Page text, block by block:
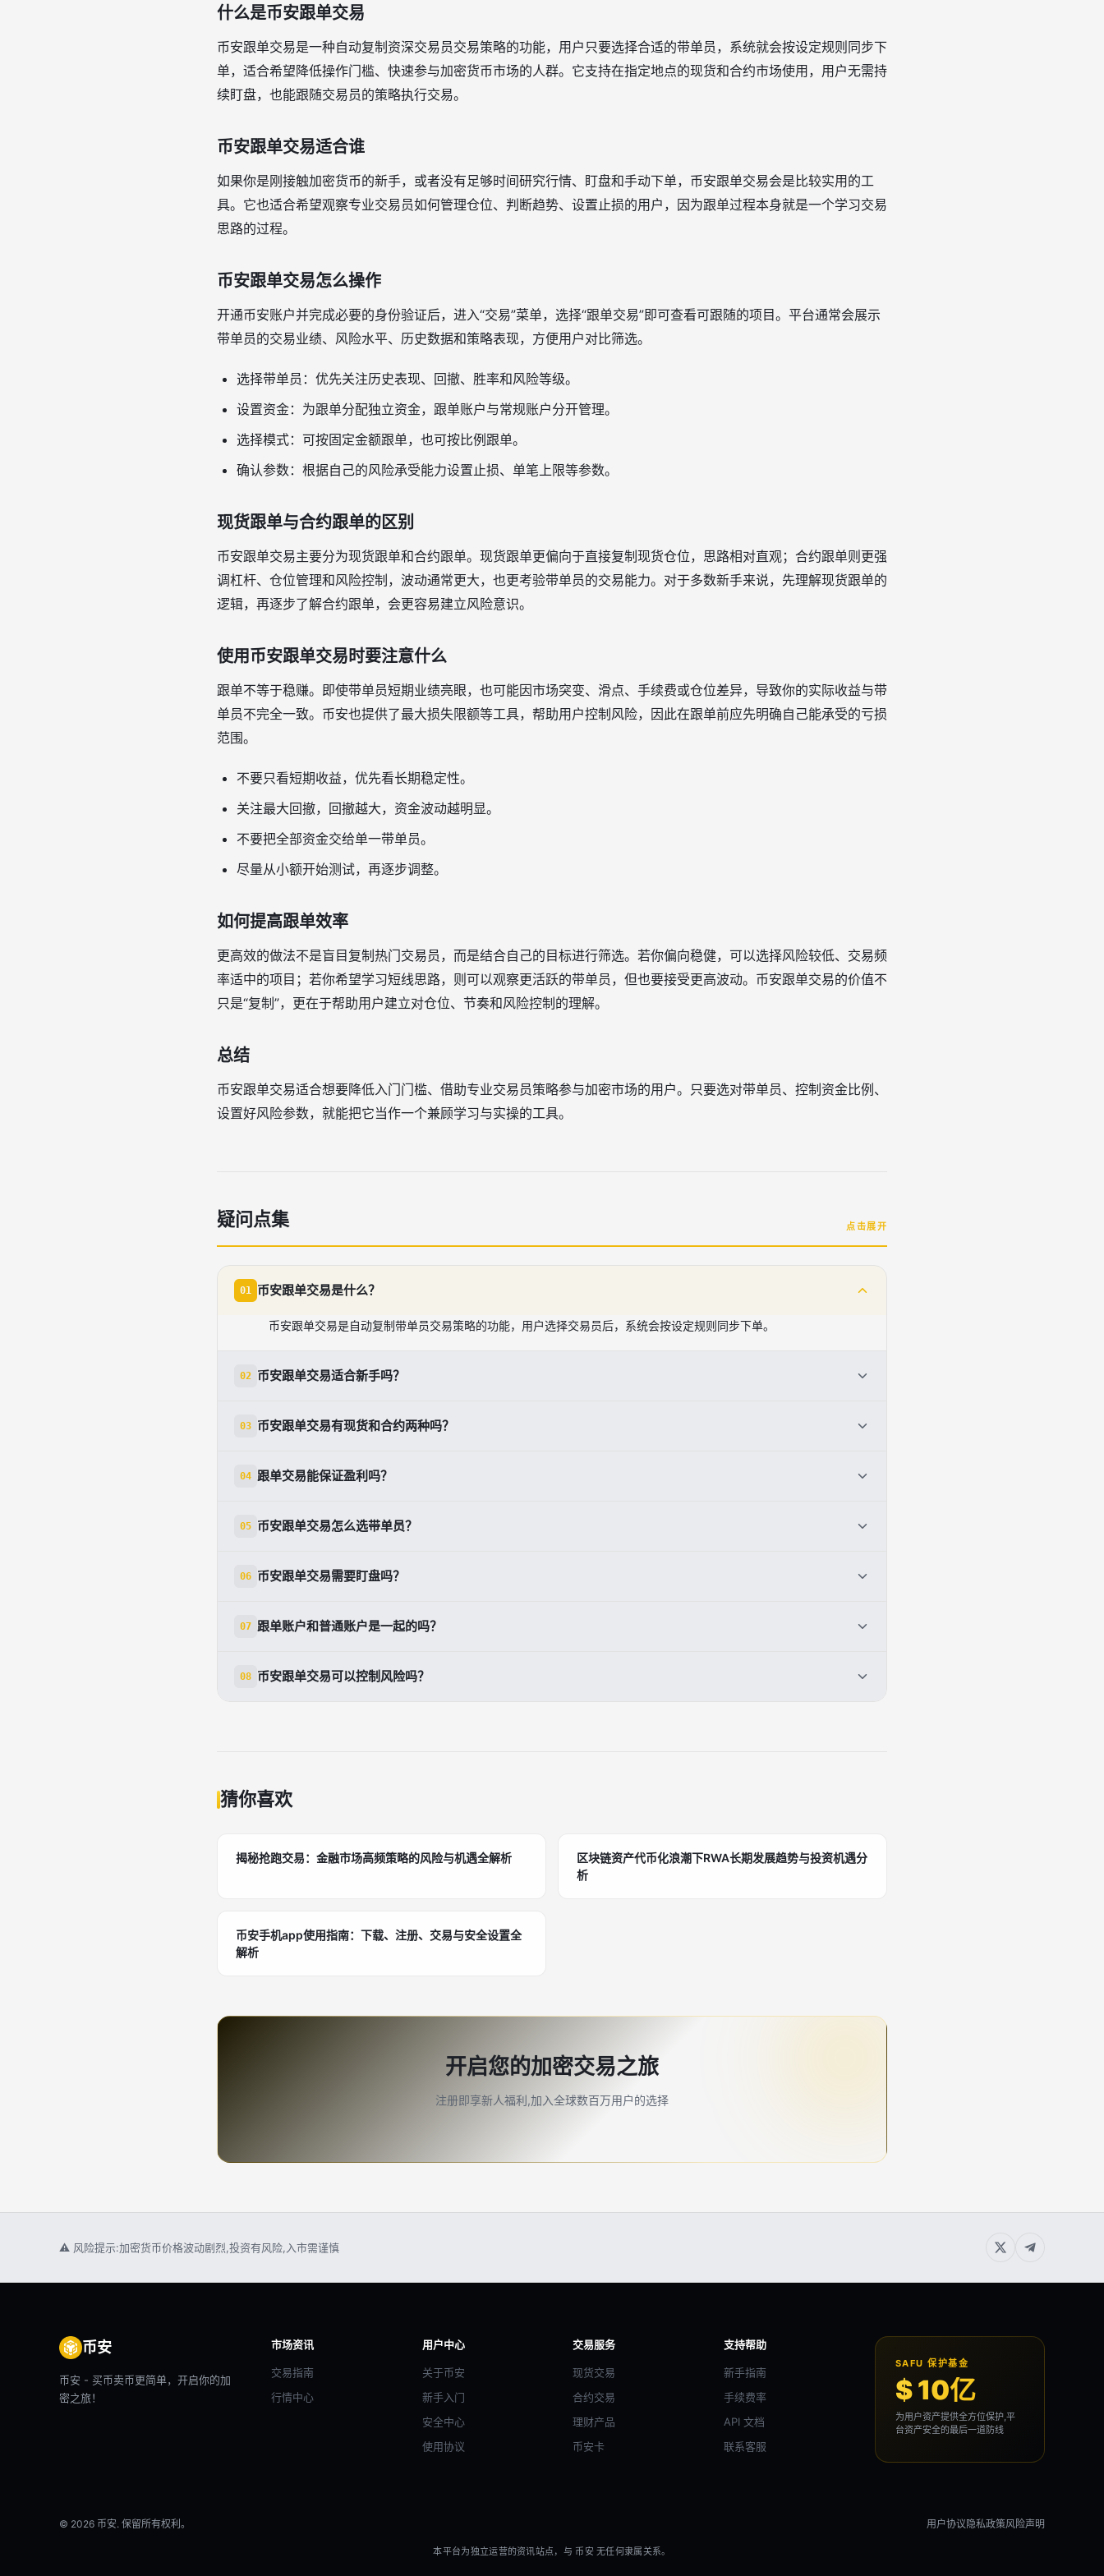
什么是币安跟单交易
币安跟单交易是一种自动复制资深交易员交易策略的功能，用户只要选择合适的带单员，系统就会按设定规则同步下
单，适合希望降低操作门槛、快速参与加密货币市场的人群。它支持在指定地点的现货和合约市场使用，用户无需持
续盯盘，也能跟随交易员的策略执行交易。
币安跟单交易适合谁
如果你是刚接触加密货币的新手，或者没有足够时间研究行情、盯盘和手动下单，币安跟单交易会是比较实用的工
具。它也适合希望观察专业交易员如何管理仓位、判断趋势、设置止损的用户，因为跟单过程本身就是一个学习交易
思路的过程。
币安跟单交易怎么操作
开通币安账户并完成必要的身份验证后，进入“交易”菜单，选择“跟单交易”即可查看可跟随的项目。平台通常会展示
带单员的交易业绩、风险水平、历史数据和策略表现，方便用户对比筛选。
选择带单员：优先关注历史表现、回撤、胜率和风险等级。
设置资金：为跟单分配独立资金，跟单账户与常规账户分开管理。
选择模式：可按固定金额跟单，也可按比例跟单。
确认参数：根据自己的风险承受能力设置止损、单笔上限等参数。
现货跟单与合约跟单的区别
币安跟单交易主要分为现货跟单和合约跟单。现货跟单更偏向于直接复制现货仓位，思路相对直观；合约跟单则更强
调杠杆、仓位管理和风险控制，波动通常更大，也更考验带单员的交易能力。对于多数新手来说，先理解现货跟单的
逻辑，再逐步了解合约跟单，会更容易建立风险意识。
使用币安跟单交易时要注意什么
跟单不等于稳赚。即使带单员短期业绩亮眼，也可能因市场突变、滑点、手续费或仓位差异，导致你的实际收益与带
单员不完全一致。币安也提供了最大损失限额等工具，帮助用户控制风险，因此在跟单前应先明确自己能承受的亏损
范围。
不要只看短期收益，优先看长期稳定性。
关注最大回撤，回撤越大，资金波动越明显。
不要把全部资金交给单一带单员。
尽量从小额开始测试，再逐步调整。
如何提高跟单效率
更高效的做法不是盲目复制热门交易员，而是结合自己的目标进行筛选。若你偏向稳健，可以选择风险较低、交易频
率适中的项目；若你希望学习短线思路，则可以观察更活跃的带单员，但也要接受更高波动。币安跟单交易的价值不
只是“复制”，更在于帮助用户建立对仓位、节奏和风险控制的理解。
总结
币安跟单交易适合想要降低入门门槛、借助专业交易员策略参与加密市场的用户。只要选对带单员、控制资金比例、
设置好风险参数，就能把它当作一个兼顾学习与实操的工具。
疑问点集 点击展开
01 币安跟单交易是什么？
币安跟单交易是自动复制带单员交易策略的功能，用户选择交易员后，系统会按设定规则同步下单。
02 币安跟单交易适合新手吗？
03 币安跟单交易有现货和合约两种吗？
04 跟单交易能保证盈利吗？
05 币安跟单交易怎么选带单员？
06 币安跟单交易需要盯盘吗？
07 跟单账户和普通账户是一起的吗？
08 币安跟单交易可以控制风险吗？
猜你喜欢
揭秘抢跑交易：金融市场高频策略的风险与机遇全解析
区块链资产代币化浪潮下RWA长期发展趋势与投资机遇分
析
币安手机app使用指南：下载、注册、交易与安全设置全
解析
开启您的加密交易之旅
注册即享新人福利,加入全球数百万用户的选择
⚠ 风险提示:加密货币价格波动剧烈,投资有风险,入市需谨慎
币安
币安 - 买币卖币更简单，开启你的加
密之旅！
市场资讯
交易指南
行情中心
用户中心
关于币安
新手入门
安全中心
使用协议
交易服务
现货交易
合约交易
理财产品
币安卡
支持帮助
新手指南
手续费率
API 文档
联系客服
SAFU 保护基金
$ 10亿
为用户资产提供全方位保护,平
台资产安全的最后一道防线
© 2026 币安. 保留所有权利。 用户协议隐私政策风险声明
本平台为独立运营的资讯站点，与 币安 无任何隶属关系。